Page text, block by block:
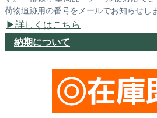
荷物追跡用の番号をメールでお知らせしま
詳しくはこちら
納期について